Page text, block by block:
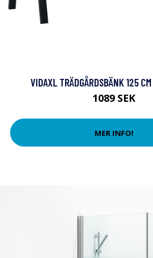
VIDAXL TRÄDGÅRDSBÄNK 125
1089 SEK
MER INFO!